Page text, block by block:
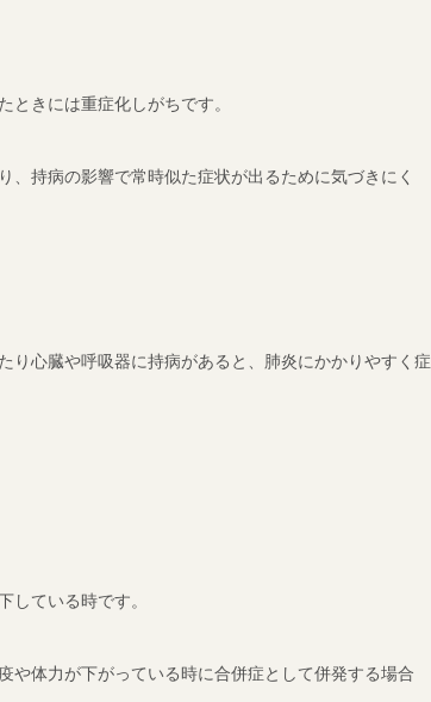
ときには重症化しがちです。
、持病の影響で常時似た症状が出るために気づきにく
り心臓や呼吸器に持病があると、肺炎にかかりやすく症
している時です。
や体力が下がっている時に合併症として併発する場合